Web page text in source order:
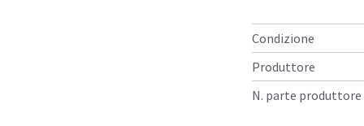
Condizione
Produttore
N. parte produttore